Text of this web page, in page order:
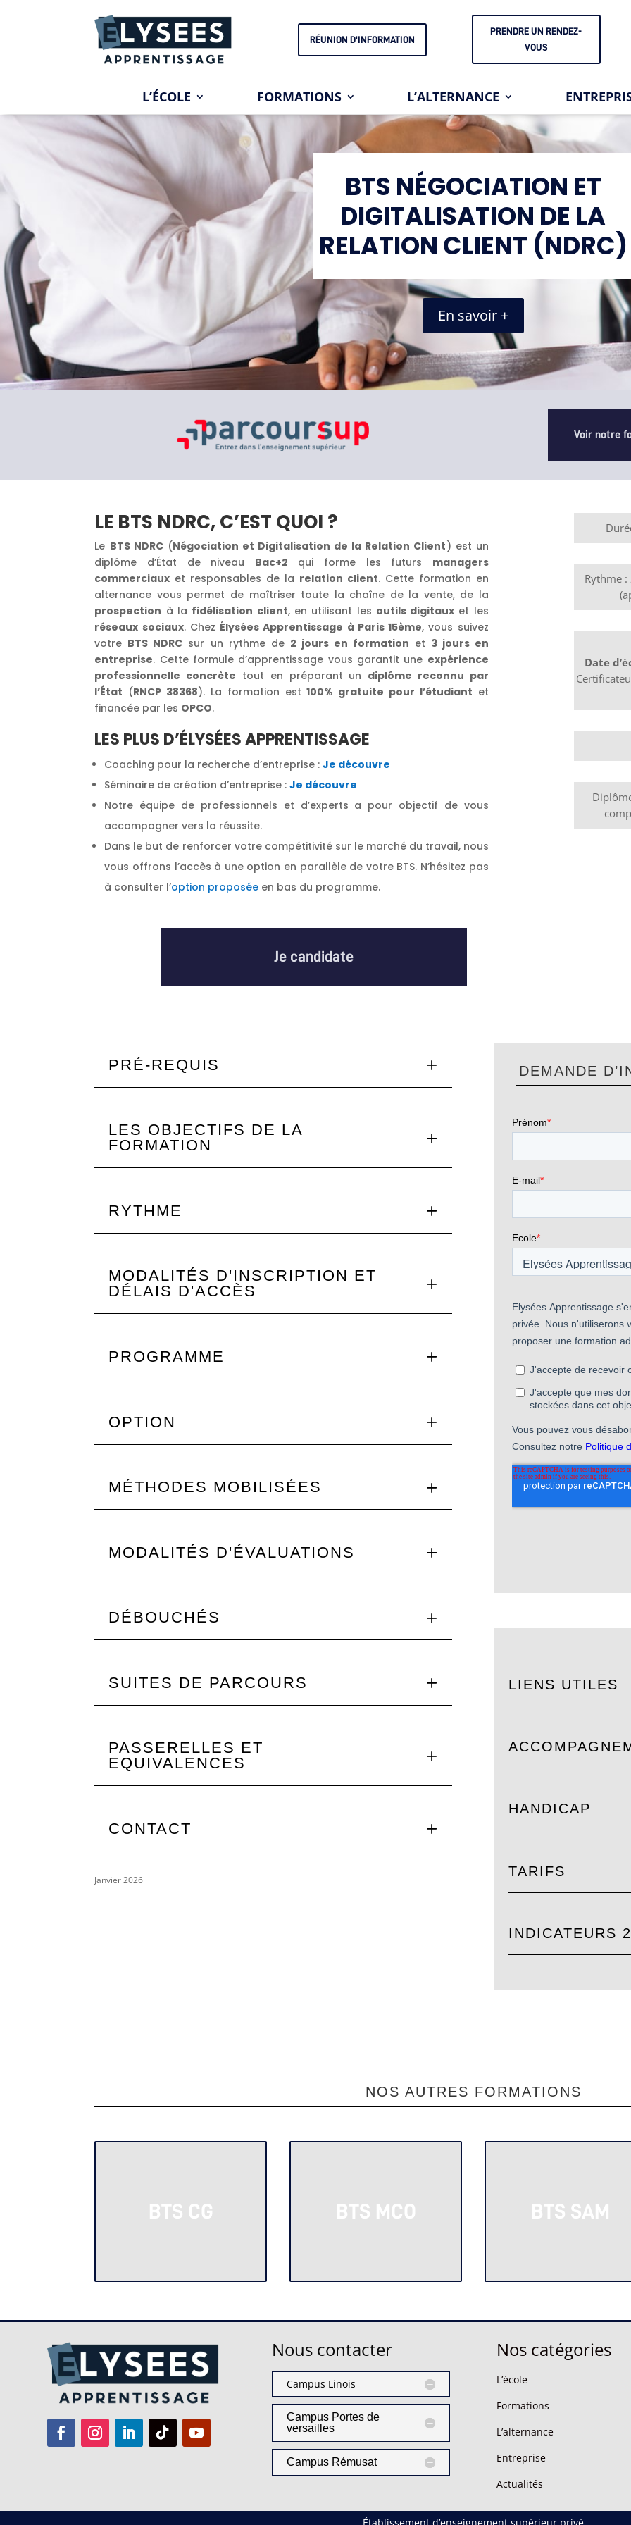
RÉUNION D'INFORMATION
PRENDRE UN RENDEZ-
VOUS
L’ÉCOLE FORMATIONS L’ALTERNANCE
BTS NÉGOCIATION ET
DIGITALISATION DE LA
RELATION CLIENT (NDRC)
En savoir +
Voir notre
LE BTS NDRC, C’EST QUOI ?
Le BTS NDRC(Négociation et Digitalisation de la Relation Client) est un
diplôme d’État de niveau Bac+2 qui forme les futurs managers
commerciaux et responsables de la relation client. Cette formation en
alternance vous permet de maîtriser toute la chaîne de la vente, de la
prospection à la fidélisation client, en utilisant les outils digitaux et les
réseaux sociaux. Chez Élysées Apprentissage à Paris 15ème, vous suivez
votre BTS NDRC sur un rythme de 2 jours en formation et 3 jours en
entreprise. Cette formule d’apprentissage vous garantit une expérience
professionnelle concrète tout en préparant un diplôme reconnu par
l’État (RNCP 38368). La formation est100% gratuite pour l’étudiant et
financée par les OPCO.
LES PLUS D’ÉLYSÉES APPRENTISSAGE
Coaching pour la recherche d’entreprise :Je découvre
Séminaire de création d’entreprise :Je découvre
Notre équipe de professionnels et d’experts a pour objectif de vous
accompagner vers la réussite.
Dans le but de renforcer votre compétitivité sur le marché du travail, nous
vous offrons l’accès à une option en parallèle de votre BTS. N’hésitez pas
à consulter l’option proposée en bas du programme.
Je candidate
Rythme
Date
PRÉ-REQUIS
LES OBJECTIFS DE LA
FORMATION
RYTHME
MODALITÉS D'INSCRIPTION ET
DÉLAIS D'ACCÈS
PROGRAMME
OPTION
MÉTHODES MOBILISÉES
MODALITÉS D'ÉVALUATIONS
DÉBOUCHÉS
SUITES DE PARCOURS
PASSERELLES ET
EQUIVALENCES
CONTACT
Janvier 2026
DEMANDE
LIENS UTILES
HANDICAP
TARIFS
INDICATEURS
NOS AUTRES FORMATIONS
BTS CG BTS MCO BTS SAM
Nous contacter
Campus Linois
Campus Portes de
versailles
Campus Rémusat
Nos catégories
L’école
Formations
L’alternance
Entreprise
Actualités
Établissement d’enseignement supérieur privé